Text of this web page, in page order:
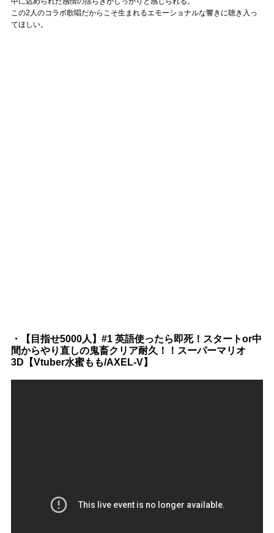
この2人のコラボ歌唱だからこそ生まれるエモーショナルな響きに聴き入っ
てほしい。
・【目指せ5000人】#1 英語使ったら即死！スタートor中
間からやり直しの鬼畜クリア耐久！！スーパーマリオ
3D【Vtuber水蜜もも/AXEL-V】